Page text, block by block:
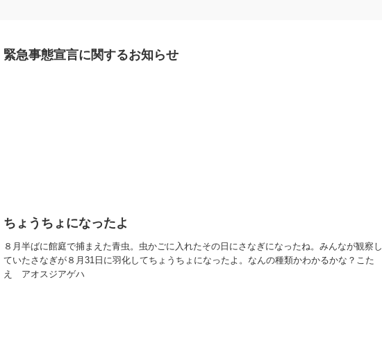
緊急事態宣言に関するお知らせ
ちょうちょになったよ
８月半ばに館庭で捕まえた青虫。虫かごに入れたその日にさなぎになったね。みんなが観察し
ていたさなぎが８月31日に羽化してちょうちょになったよ。なんの種類かわかるかな？こた
え アオスジアゲハ